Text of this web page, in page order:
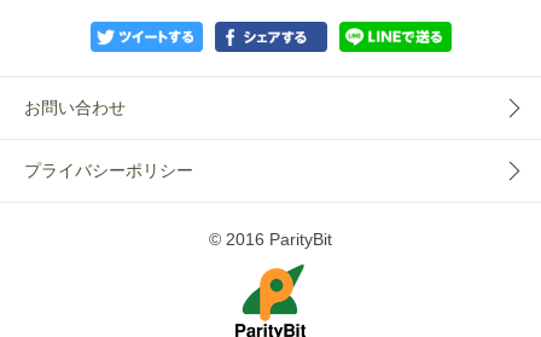
お問い合わせ
プライバシーポリシー
© 2016 ParityBit